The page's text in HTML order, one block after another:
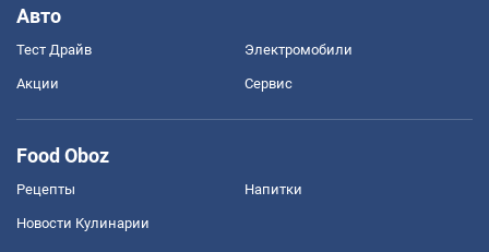
Авто
Тест Драйв Электромобили
Акции Сервис
Food Oboz
Рецепты Напитки
Новости Кулинарии